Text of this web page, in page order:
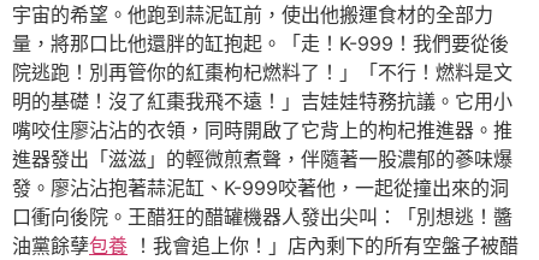
宇宙的希望。他跑到蒜泥缸前，使出他搬運食材的全部力
量，將那口比他還胖的缸抱起。「走！K-999！我們要從後
院逃跑！別再管你的紅棗枸杞燃料了！」「不行！燃料是文
明的基礎！沒了紅棗我飛不遠！」吉娃娃特務抗議。它用小
嘴咬住廖沾沾的衣領，同時開啟了它背上的枸杞推進器。推
進器發出「滋滋」的輕微煎煮聲，伴隨著一股濃郁的蔘味爆
發。廖沾沾抱著蒜泥缸、K-999咬著他，一起從撞出來的洞
口衝向後院。王醋狂的醋罐機器人發出尖叫：「別想逃！醬
油黨餘孽包養 ！我會追上你！」店內剩下的所有空盤子被醋